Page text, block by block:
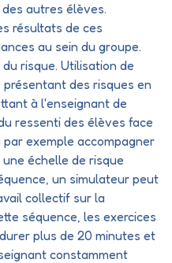
autres élèves.
résultats de ces
au sein du groupe.
risque. Utilisation de
des risques en
à l'enseignant de
ressenti des élèves face
exemple accompagner
échelle de risque
un simulateur peut
collectif sur la
séquence, les exercices
plus de 20 minutes et
constamment